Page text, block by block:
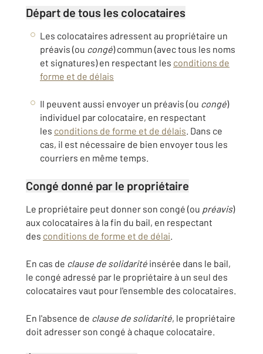
Départ de tous les colocataires
Les colocataires adressent au propriétaire un
préavis (ou congé) commun (avec tous les noms
et signatures) en respectant les conditions de
forme et de délais
Il peuvent aussi envoyer un préavis (ou congé)
individuel par colocataire, en respectant
les conditions de forme et de délais. Dans ce
cas, il est nécessaire de bien envoyer tous les
courriers en même temps.
Congé donné par le propriétaire
Le propriétaire peut donner son congé (ou préavis)
aux colocataires à la fin du bail, en respectant
des conditions de forme et de délai.
En cas de clause de solidarité insérée dans le bail,
le congé adressé par le propriétaire à un seul des
colocataires vaut pour l'ensemble des colocataires.
En l'absence de clause de solidarité, le propriétaire
doit adresser son congé à chaque colocataire.